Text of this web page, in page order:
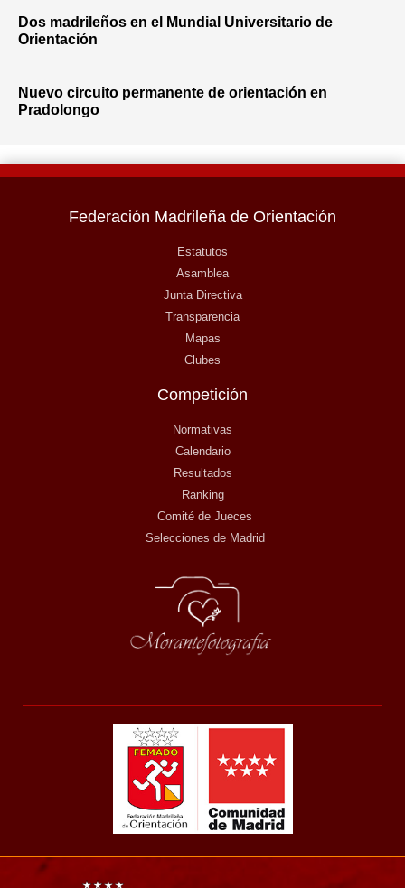
Dos madrileños en el Mundial Universitario de
Orientación
Nuevo circuito permanente de orientación en
Pradolongo
Federación Madrileña de Orientación
Estatutos
Asamblea
Junta Directiva
Transparencia
Mapas
Clubes
Competición
Normativas
Calendario
Resultados
Ranking
Comité de Jueces
Selecciones de Madrid